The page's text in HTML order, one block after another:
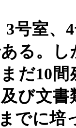
3号室、 4
る。し
だ10間
び文
でに培